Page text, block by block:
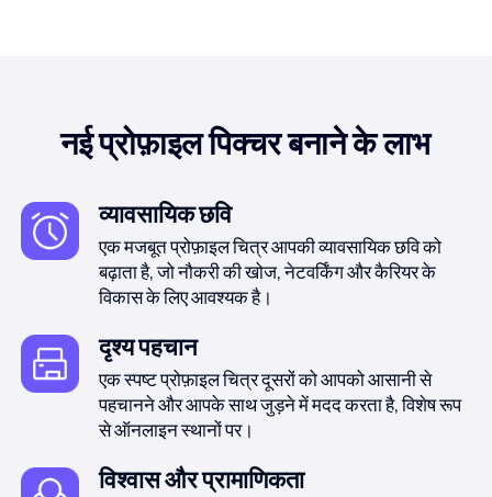
नई प्रोफ़ाइल पिक्चर बनाने के लाभ
व्यावसायिक छवि
एक मजबूत प्रोफ़ाइल चित्र आपकी व्यावसायिक छवि को
बढ़ाता है, जो नौकरी की खोज, नेटवर्किंग और कैरियर के
विकास के लिए आवश्यक है।
दृश्य पहचान
एक स्पष्ट प्रोफ़ाइल चित्र दूसरों को आपको आसानी से
पहचानने और आपके साथ जुड़ने में मदद करता है, विशेष रूप
से ऑनलाइन स्थानों पर।
विश्वास और प्रामाणिकता